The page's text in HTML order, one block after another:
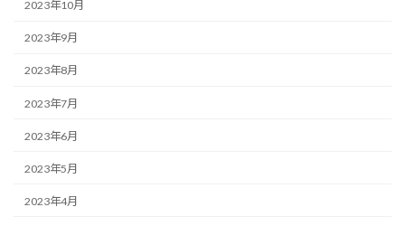
2023年10月
2023年9月
2023年8月
2023年7月
2023年6月
2023年5月
2023年4月